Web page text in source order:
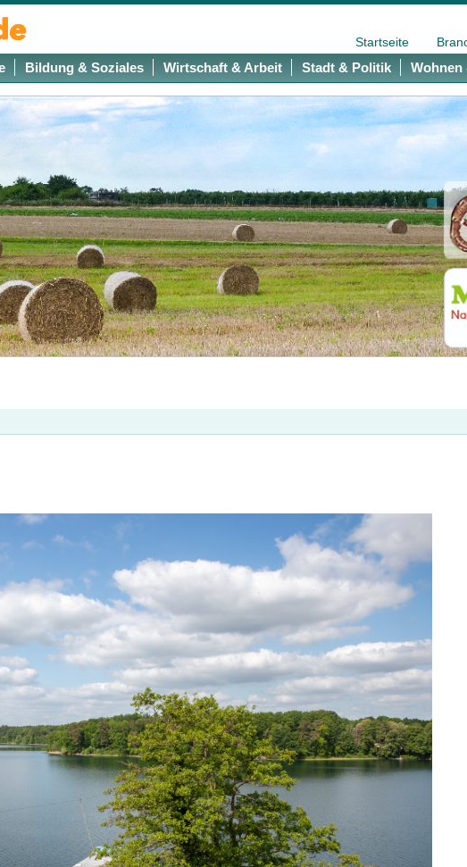
Startseite
Bildung & Soziales Wirtschaft & Arbeit Stadt & Politik Wohnen